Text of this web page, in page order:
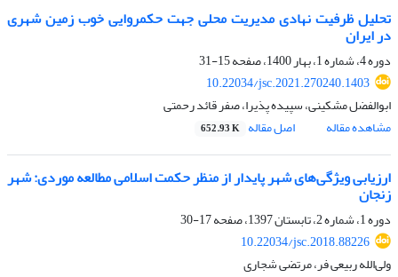
تحلیل ظرفیت نهادی مدیریت محلی جهت حکمروایی خوب زمین شهری
در ایران
دوره 4، شماره 1، بهار 1400، صفحه
15-31
10.22034/jsc.2021.270240.1403
ابوالفضل مشکینی، سپیده پذیرا، صفر قائد رحمتی
مشاهده مقاله
اصل مقاله 652.93 K
ارزیابی ویژگی‌های شهر پایدار از منظر حکمت اسلامی مطالعه موردی: شهر
زنجان
دوره 1، شماره 2، تابستان 1397، صفحه
17-30
10.22034/jsc.2018.88226
ولی‌الله ربیعی فر، مرتضی شجاری